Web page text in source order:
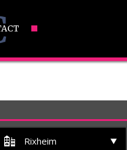
Rixheim